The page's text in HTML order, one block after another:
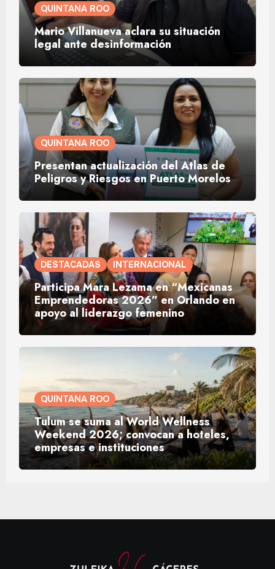
QUINTANA ROO
Mario Villanueva aclara su situación
legal ante desinformación
QUINTANA ROO
Presentan actualización del Atlas de
Peligros y Riesgos en Puerto Morelos
DESTACADAS INTERNACIONAL
Participa Mara Lezama en “Mexicanas
Emprendedoras 2026” en Orlando en
apoyo al liderazgo femenino
QUINTANA ROO
Tulum se suma al World Wellness
Weekend 2026; convocan a hoteles,
empresas e instituciones